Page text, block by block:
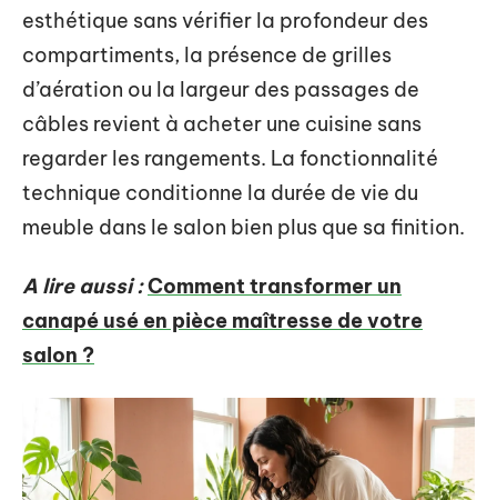
esthétique sans vérifier la profondeur des
compartiments, la présence de grilles
d’aération ou la largeur des passages de
câbles revient à acheter une cuisine sans
regarder les rangements. La fonctionnalité
technique conditionne la durée de vie du
meuble dans le salon bien plus que sa finition.
A lire aussi :Comment transformer un
canapé usé en pièce maîtresse de votre
salon ?